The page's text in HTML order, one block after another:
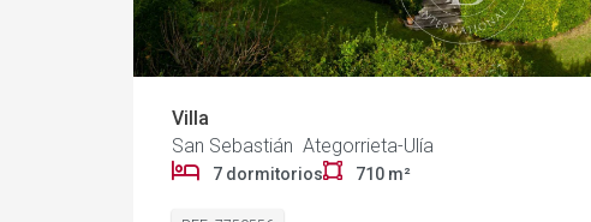
Villa
San Sebastián Ategorrieta-Ulía
7 dormitorios 710 m²